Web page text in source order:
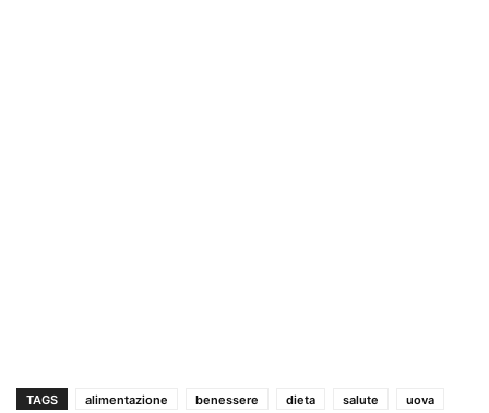
TAGS alimentazione benessere dieta salute uova